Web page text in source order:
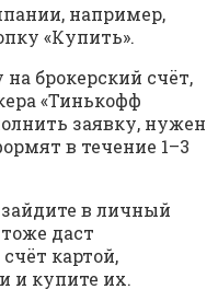
например,
«Купить».
брокерский счёт,
«Тинькофф
заявку, нужен
в течение 1–3
зайдите в личный
даст
картой,
и купите их.